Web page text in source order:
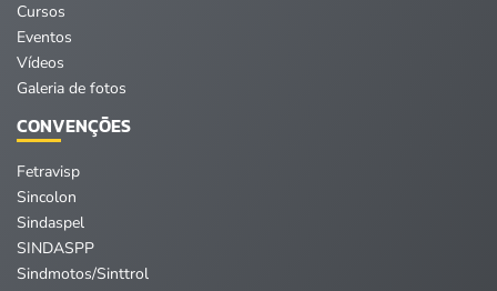
Cursos
Eventos
Vídeos
Galeria de fotos
CONVENÇÕES
Fetravisp
Sincolon
Sindaspel
SINDASPP
Sindmotos/Sinttrol